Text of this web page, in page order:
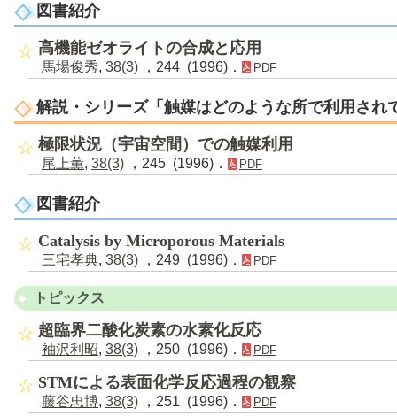
図書紹介
高機能ゼオライトの合成と応用
馬場俊秀, 38(3) ，244 (1996)． PDF
解説・シリーズ「触媒はどのような所で利用され
極限状況（宇宙空間）での触媒利用
尾上薫, 38(3) ，245 (1996)． PDF
図書紹介
Catalysis by Microporous Materials
三宅孝典, 38(3) ，249 (1996)． PDF
トピックス
超臨界二酸化炭素の水素化反応
袖沢利昭, 38(3) ，250 (1996)． PDF
STMによる表面化学反応過程の観察
藤谷忠博, 38(3) ，251 (1996)． PDF